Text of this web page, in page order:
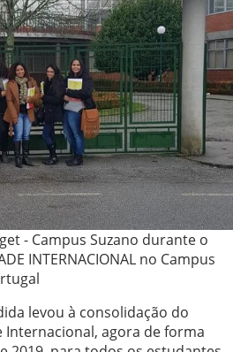
- Campus Suzano durante o
INTERNACIONAL no Campus
levou à consolidação do
agora de forma